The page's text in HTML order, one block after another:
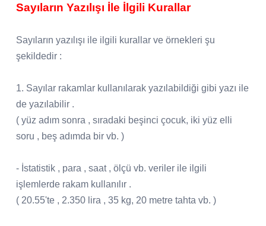
Sayıların Yazılışı İle İlgili Kurallar
Sayıların yazılışı ile ilgili kurallar ve örnekleri şu
şekildedir :
1. Sayılar rakamlar kullanılarak yazılabildiği gibi yazı ile
de yazılabilir .
( yüz adım sonra , sıradaki beşinci çocuk, iki yüz elli
soru , beş adımda bir vb. )
- İstatistik , para , saat , ölçü vb. veriler ile ilgili
işlemlerde rakam kullanılır .
( 20.55'te , 2.350 lira , 35 kg, 20 metre tahta vb. )